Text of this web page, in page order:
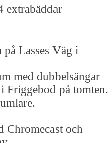
extrabäddar
Lasses Väg i
med dubbelsängar
Friggebod på tomten.
och